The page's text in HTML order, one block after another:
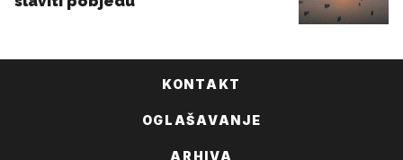
KONTAKT
OGLAŠAVANJE
ARHIVA